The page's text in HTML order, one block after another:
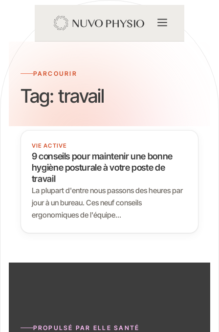
PARCOURIR
Tag: travail
VIE ACTIVE
9 conseils pour maintenir une bonne
hygiène posturale à votre poste de
travail
La plupart d'entre nous passons des heures par
jour à un bureau. Ces neuf conseils
ergonomiques de l'équipe…
PROPULSÉ PAR ELLE SANTÉ